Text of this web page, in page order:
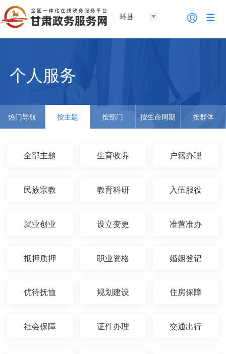
环县
个人服务
热门导航 按主题 按部门 按生命周期 按群体
全部主题 生育收养 户籍办理
民族宗教 教育科研 入伍服役
就业创业 设立变更 准营准办
抵押质押 职业资格 婚姻登记
优待抚恤 规划建设 住房保障
社会保障 证件办理 交通出行